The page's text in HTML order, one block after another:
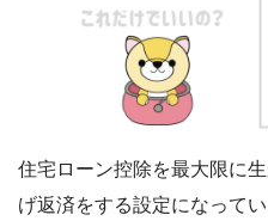
住宅ローン控除を最大限に
げ返済をする設定になってい